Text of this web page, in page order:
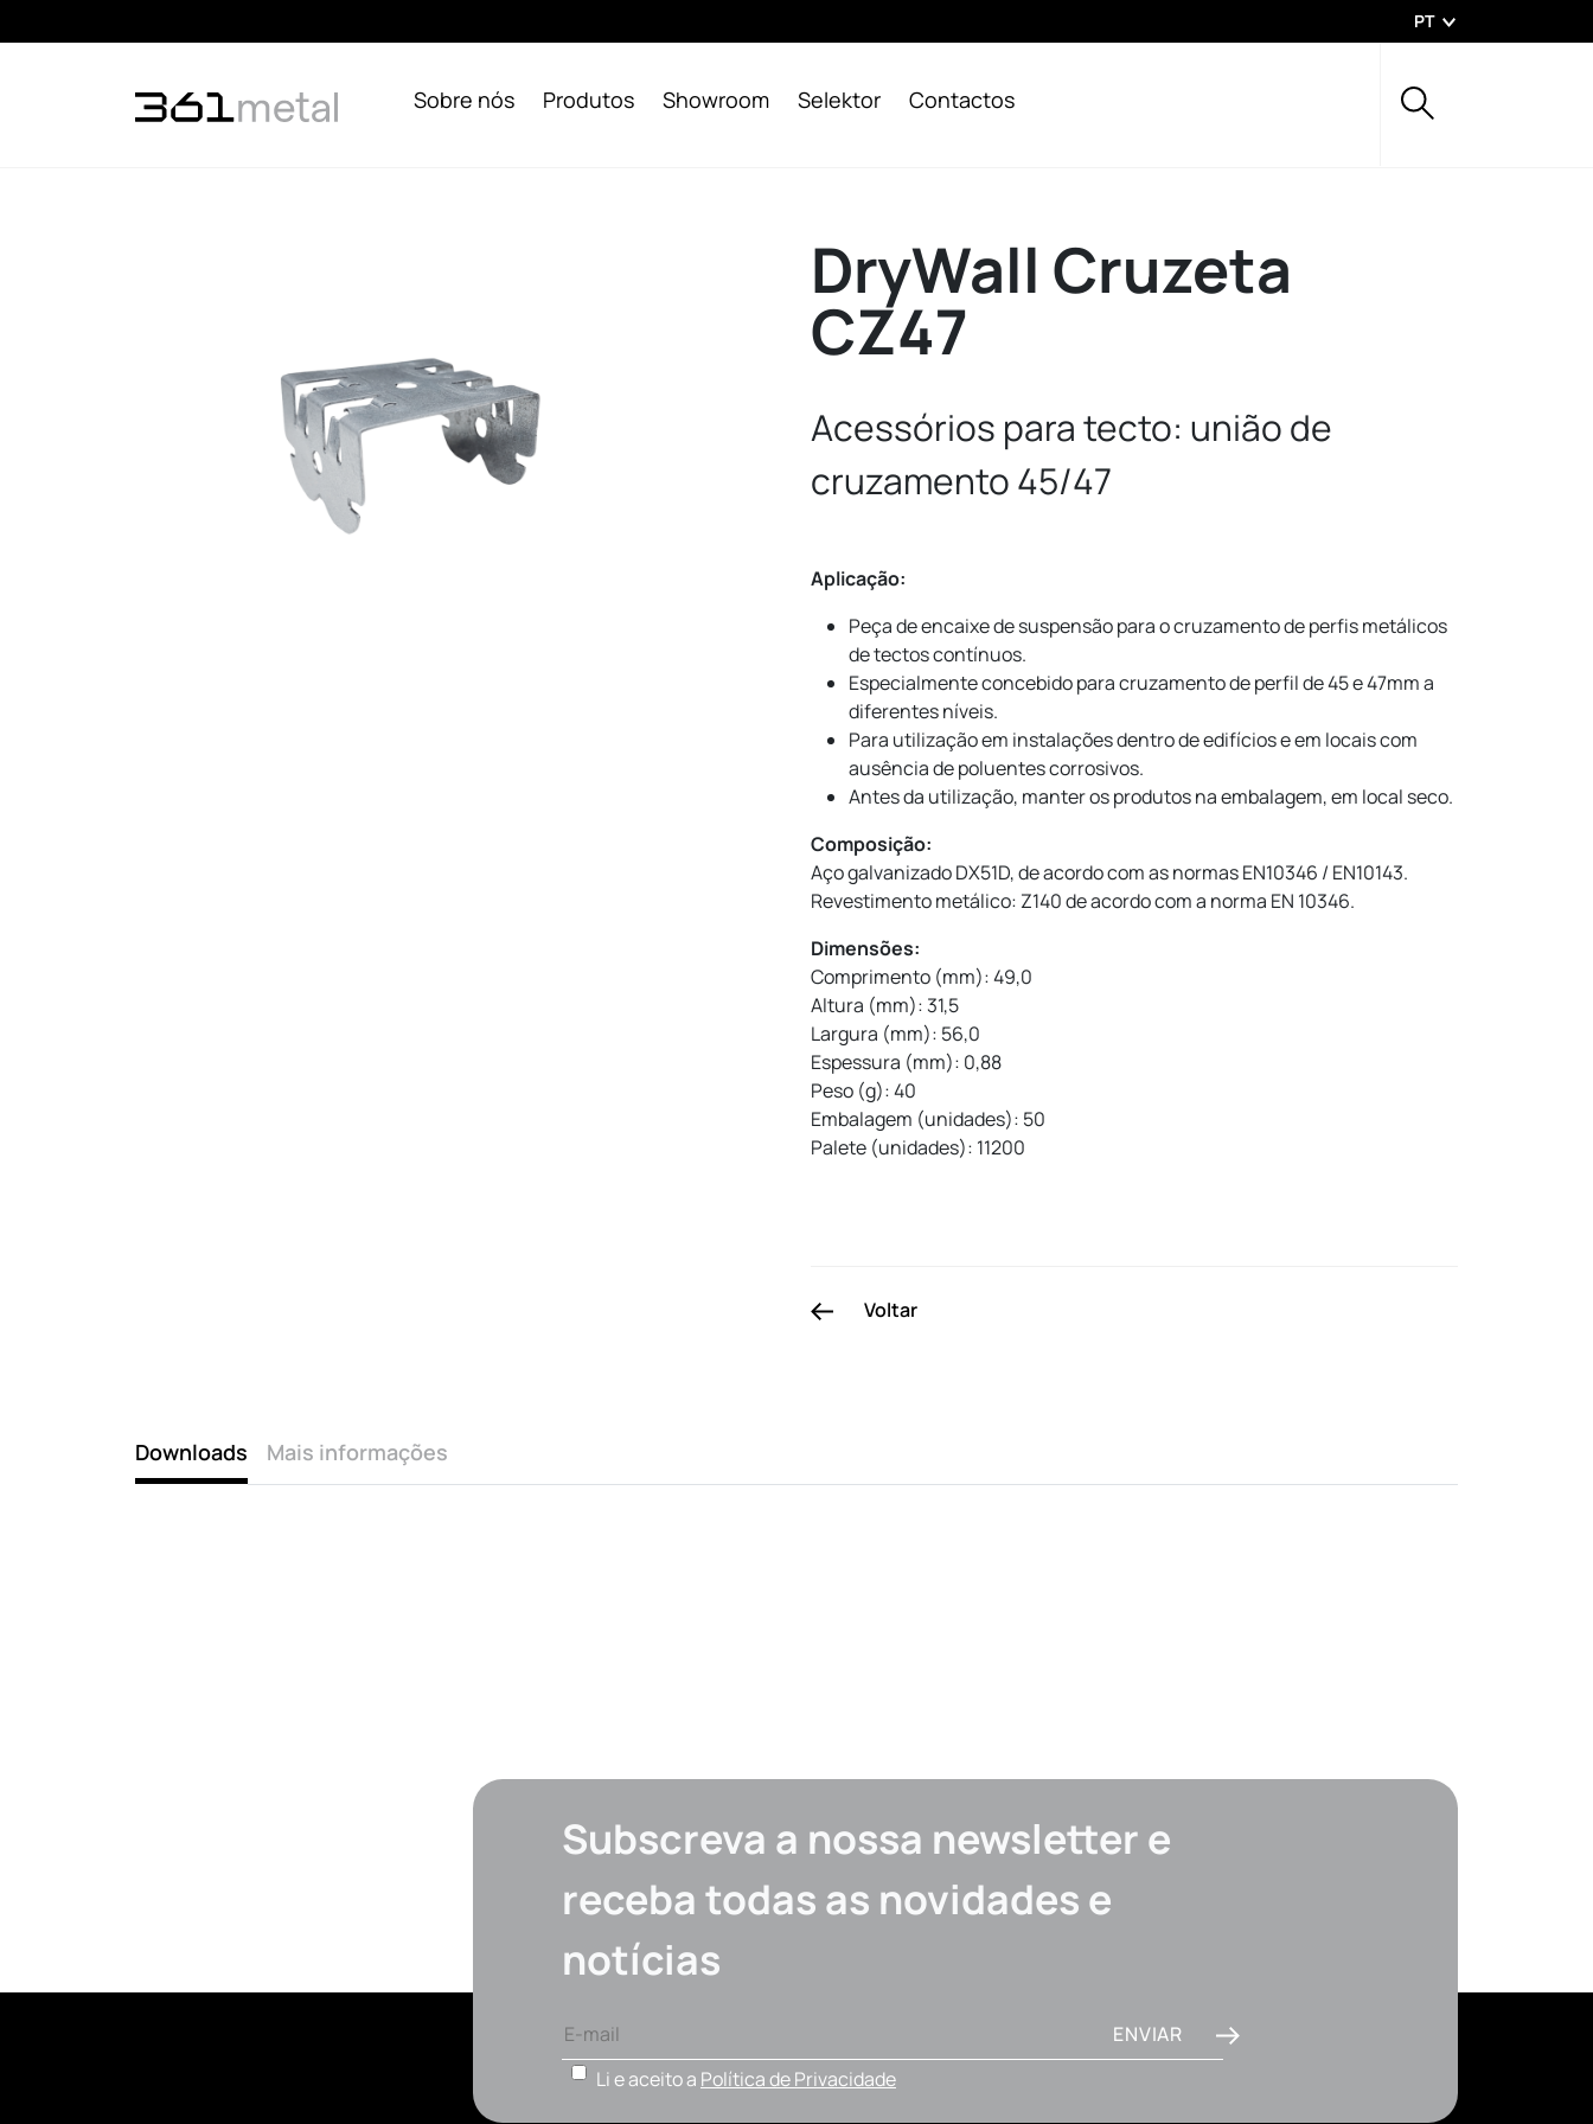
PT
Sobre nós Produtos Showroom Selektor Contactos
DryWall Cruzeta
CZ47
Acessórios para tecto: união de
cruzamento 45/47
Aplicação:
Peça de encaixe de suspensão para o cruzamento de perfis metálicos
de tectos contínuos.
Especialmente concebido para cruzamento de perfil de 45 e 47mm a
diferentes níveis.
Para utilização em instalações dentro de edifícios e em locais com
ausência de poluentes corrosivos.
Antes da utilização, manter os produtos na embalagem, em local seco.
Composição:
Aço galvanizado DX51D, de acordo com as normas EN10346 / EN10143.
Revestimento metálico: Z140 de acordo com a norma EN 10346.
Dimensões:
Comprimento (mm): 49,0
Altura (mm): 31,5
Largura (mm): 56,0
Espessura (mm): 0,88
Peso (g): 40
Embalagem (unidades): 50
Palete (unidades): 11200
Voltar
Downloads Mais informações
Subscreva a nossa newsletter e
receba todas as novidades e
notícias
ENVIAR
Li e aceito a Política de Privacidade